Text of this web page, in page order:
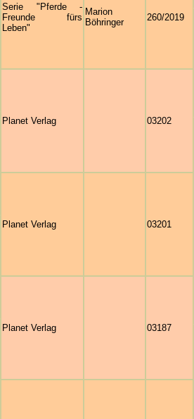
Serie "Pferde -
Freunde fürs
Leben"
Marion
Böhringer
260/2019
Planet Verlag 03202
Planet Verlag 03201
Planet Verlag 03187